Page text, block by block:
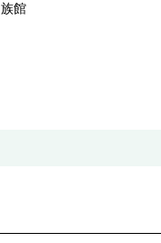
族館